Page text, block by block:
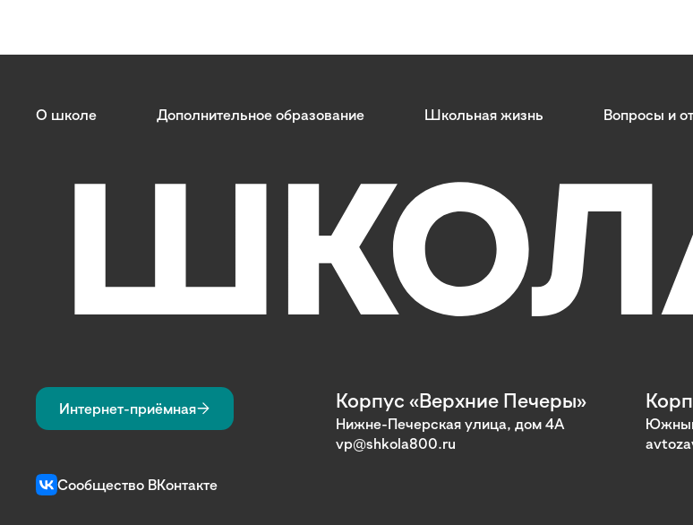
О школе Дополнительное образование Школьная жизнь Вопросы и
Интернет-приёмная Корпус «Верхние Печеры»
Нижне-Печерская улица, дом 4А
vp@shkola800.ru
Сообщество ВКонтакте